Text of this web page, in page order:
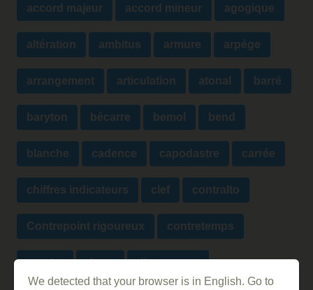
accord majeur accord mineur agogique
altération ambitus armure arpège
arrangement articulation atonal barré
baryton bécarre bemol bend
blanche cadence capodastre carrée
chiffres indicateurs clef contralto
Contrepoint rigoureux contretemps
croche diese dissonance
We detected that your browser is in English. Go to